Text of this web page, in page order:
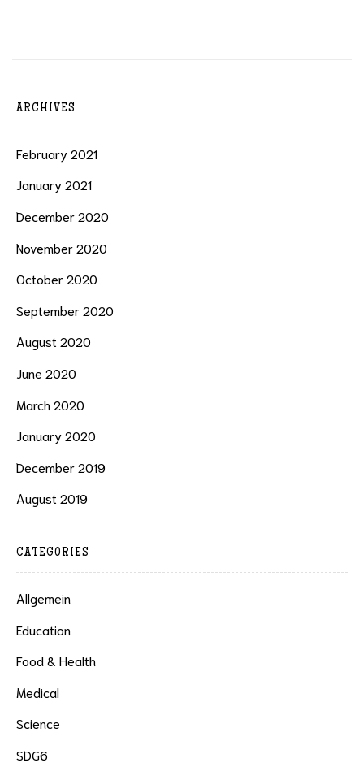
ARCHIVES
February 2021
January 2021
December 2020
November 2020
October 2020
September 2020
August 2020
June 2020
March 2020
January 2020
December 2019
August 2019
CATEGORIES
Allgemein
Education
Food & Health
Medical
Science
SDG6